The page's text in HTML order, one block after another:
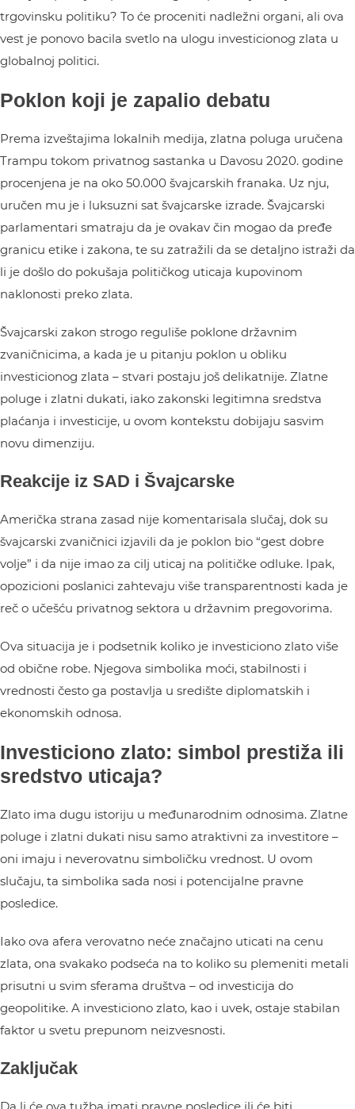
trgovinsku politiku? To će proceniti nadležni organi, ali ova
vest je ponovo bacila svetlo na ulogu investicionog zlata u
globalnoj politici.
Poklon koji je zapalio debatu
Prema izveštajima lokalnih medija, zlatna poluga uručena
Trampu tokom privatnog sastanka u Davosu 2020. godine
procenjena je na oko 50.000 švajcarskih franaka. Uz nju,
uručen mu je i luksuzni sat švajcarske izrade. Švajcarski
parlamentari smatraju da je ovakav čin mogao da pređe
granicu etike i zakona, te su zatražili da se detaljno istraži da
li je došlo do pokušaja političkog uticaja kupovinom
naklonosti preko zlata.
Švajcarski zakon strogo reguliše poklone državnim
zvaničnicima, a kada je u pitanju poklon u obliku
investicionog zlata – stvari postaju još delikatnije. Zlatne
poluge i zlatni dukati, iako zakonski legitimna sredstva
plaćanja i investicije, u ovom kontekstu dobijaju sasvim
novu dimenziju.
Reakcije iz SAD i Švajcarske
Američka strana zasad nije komentarisala slučaj, dok su
švajcarski zvaničnici izjavili da je poklon bio “gest dobre
volje” i da nije imao za cilj uticaj na političke odluke. Ipak,
opozicioni poslanici zahtevaju više transparentnosti kada je
reč o učešću privatnog sektora u državnim pregovorima.
Ova situacija je i podsetnik koliko je investiciono zlato više
od obične robe. Njegova simbolika moći, stabilnosti i
vrednosti često ga postavlja u središte diplomatskih i
ekonomskih odnosa.
Investiciono zlato: simbol prestiža ili
sredstvo uticaja?
Zlato ima dugu istoriju u međunarodnim odnosima. Zlatne
poluge i zlatni dukati nisu samo atraktivni za investitore –
oni imaju i neverovatnu simboličku vrednost. U ovom
slučaju, ta simbolika sada nosi i potencijalne pravne
posledice.
Iako ova afera verovatno neće značajno uticati na cenu
zlata, ona svakako podseća na to koliko su plemeniti metali
prisutni u svim sferama društva – od investicija do
geopolitike. A investiciono zlato, kao i uvek, ostaje stabilan
faktor u svetu prepunom neizvesnosti.
Zaključak